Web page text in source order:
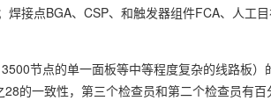
接点BGA、CSP、和触发器组件FCA、人工
节点的单一面板等中等程度复杂的线路板）
的一致性，第三个检查员和第二个检查员有